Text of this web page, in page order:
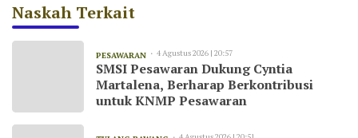
Pembangunan
Naskah Terkait
PESAWARAN 4 Agustus 2026 | 20:57
SMSI Pesawaran Dukung Cyntia
Martalena, Berharap Berkontribusi
untuk KNMP Pesawaran